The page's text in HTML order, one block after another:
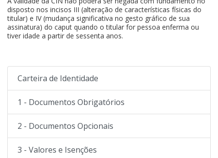
disposto nos incisos III (alteração de características físicas do
titular) e IV (mudança significativa no gesto gráfico de sua
assinatura) do caput quando o titular for pessoa enferma ou
tiver idade a partir de sessenta anos.
Carteira de Identidade
1 - Documentos Obrigatórios
2 - Documentos Opcionais
3 - Valores e Isenções